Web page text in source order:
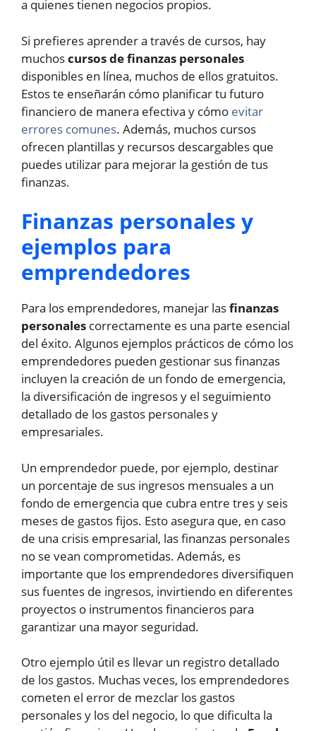
a quienes tienen negocios propios.
Si prefieres aprender a través de cursos, hay
muchoscursos de finanzas personales
disponibles en línea, muchos de ellos gratuitos.
Estos te enseñarán cómo planificar tu futuro
financiero de manera efectiva y cómo evitar
errores comunes. Además, muchos cursos
ofrecen plantillas y recursos descargables que
puedes utilizar para mejorar la gestión de tus
finanzas.
Finanzas personales y
ejemplos para
emprendedores
Para los emprendedores, manejar lasfinanzas
personales correctamente es una parte esencial
del éxito. Algunos ejemplos prácticos de cómo los
emprendedores pueden gestionar sus finanzas
incluyen la creación de un fondo de emergencia,
la diversificación de ingresos y el seguimiento
detallado de los gastos personales y
empresariales.
Un emprendedor puede, por ejemplo, destinar
un porcentaje de sus ingresos mensuales a un
fondo de emergencia que cubra entre tres y seis
meses de gastos fijos. Esto asegura que, en caso
de una crisis empresarial, las finanzas personales
no se vean comprometidas. Además, es
importante que los emprendedores diversifiquen
sus fuentes de ingresos, invirtiendo en diferentes
proyectos o instrumentos financieros para
garantizar una mayor seguridad.
Otro ejemplo útil es llevar un registro detallado
de los gastos. Muchas veces, los emprendedores
cometen el error de mezclar los gastos
personales y los del negocio, lo que dificulta la